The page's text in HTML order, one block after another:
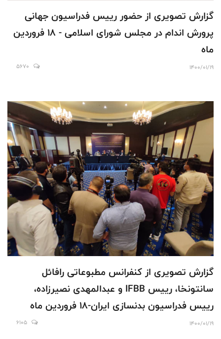
گزارش تصویری از حضور رییس فدراسیون جهانی
پرورش اندام در مجلس شورای اسلامی - 18 فروردین
ماه
1400/01/19
5670
گزارش تصویری از کنفرانس مطبوعاتی رافائل
سانتونخا، رییس IFBB و عبدالمهدی نصیرزاده،
رییس فدراسیون بدنسازی ایران-18 فروردین ماه
1400/01/19
6105